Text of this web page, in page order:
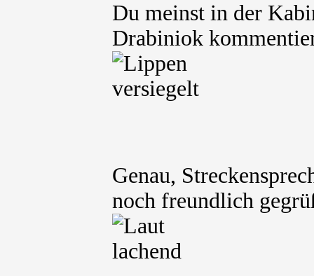
Du meinst in der
Drabiniok
Genau,
noch freundlich